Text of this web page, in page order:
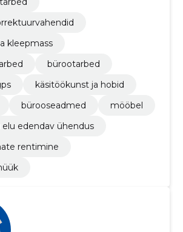
kleepmass
bürootarbed
käsitöökunst ja hobid
bürooseadmed
mööbel
elu edendav ühendus
rentimine